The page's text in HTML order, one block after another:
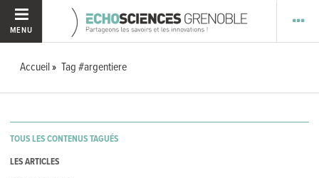
MENU
Accueil Tag #argentiere
TOUS LES CONTENUS TAGUÉS
LES ARTICLES